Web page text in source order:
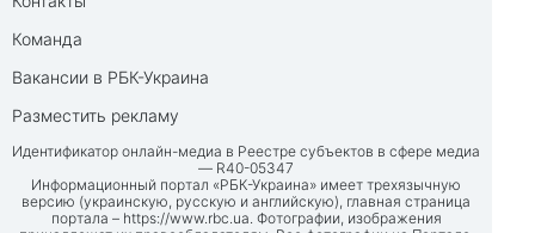
Команда
Вакансии в РБК-Украина
Разместить рекламу
Идентификатор онлайн-медиа в Реестре субъектов в сфере медиа
— R40-05347
Информационный портал «РБК-Украина» имеет трехязычную
версию (украинскую, русскую и английскую), главная страница
портала – https://www.rbc.ua. Фотографии, изображения